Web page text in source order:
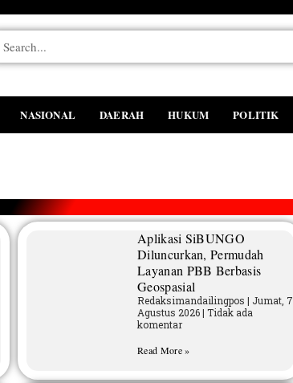
NASIONAL DAERAH HUKUM POLITIK
Aplikasi SiBUNGO
Diluncurkan, Permudah
Layanan PBB Berbasis
Geospasial
Redaksimandailingpos Jumat, 7
Agustus 2026 Tidak ada
komentar
Read More »